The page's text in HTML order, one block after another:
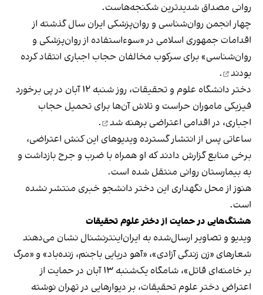
روانی مصداق شدیدترین شکنجه‌هاست.
چهار انجمن روان‌شناسی و روان‌پزشکی ایران سال گذشته از
اقدامات جمهوری اسلامی در «سوء‌استفاده از روان‌پزشکی و
روان‌شناسی» برای سرکوب مخالفان حجاب اجباری انتقاد کرده
بودند
.
دختر دانشگاه علوم و تحقیقات، روز شنبه ۱۲ آبان در پی برخورد
فیزیکی ماموران حراست و تلاش آن‌ها برای تحمیل حجاب
اجباری، در اقدامی اعتراضی برهنه شد
.
ساعاتی پس از انتشار گسترده ویدیوهای این کنش اعتراضی،
برخی منابع گزارش دادند که او همراه با ضرب و جرح بازداشت و
به بیمارستان روانی منتقل شده است.
هنوز از محل نگهداری این دختر دانشجو خبری منتشر نشده
است.
هشتگ‌هایی در حمایت از دختر علوم تحقیقات
ویدیو و تصاویر ارسال‌شده به ایران‌اینترنشنال نشان می‌دهند
شعار‌های «زن زندگی آزادی»، «آهو دریایی باجنم، زنده‌باد» و «مرگ
بر خامنه‌ای قاتل»، شامگاه یک‌شنبه ۱۳ آبان در حمایت از
اعتراض دختر علوم تحقیقات، بر دیوارهایی در تهران نوشته